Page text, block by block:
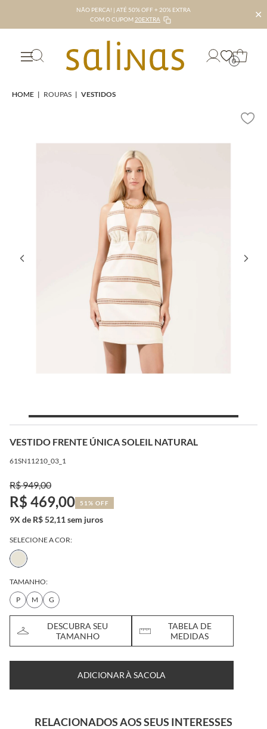
NÃO PERCA! | ATÉ 50% OFF + 20% EXTRA
COM O CUPOM 20EXTRA ✕
0
HOME | ROUPAS | VESTIDOS
VESTIDO FRENTE ÚNICA SOLEIL NATURAL
61SN11210_03_1
R$ 949,00
R$ 469,00 51% OFF
9X de R$ 52,11 sem juros
SELECIONE A COR:
TAMANHO:
P
M G
DESCUBRA SEU
TAMANHO
TABELA DE
MEDIDAS
ADICIONAR À SACOLA
RELACIONADOS AOS SEUS INTERESSES